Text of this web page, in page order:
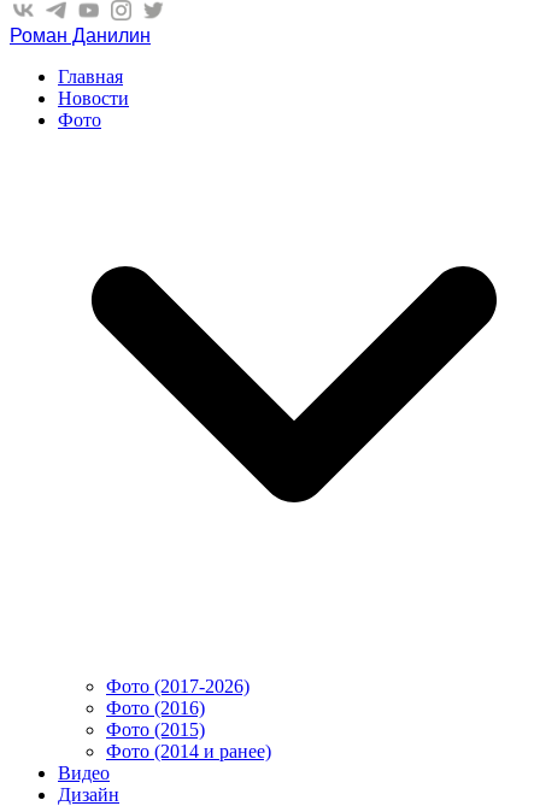
Роман Данилин
Главная
Новости
Фото
Фото (2017-2026)
Фото (2016)
Фото (2015)
Фото (2014 и ранее)
Видео
Дизайн